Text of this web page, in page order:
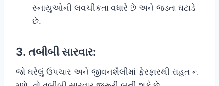
સ્નાયુઓની લવચીકતા વધારે છે અને જડતા ઘટાડે
છે.
3. તબીબી સારવાર:
જો ઘરેલું ઉપચાર અને જીવનશૈલીમાં ફેરફારથી રાહત ન